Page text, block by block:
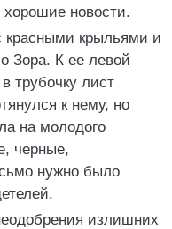
новости.
красными крыльями и
Зора. К ее левой
трубочку лист
к нему, но
на молодого
черные,
нужно было
излишних